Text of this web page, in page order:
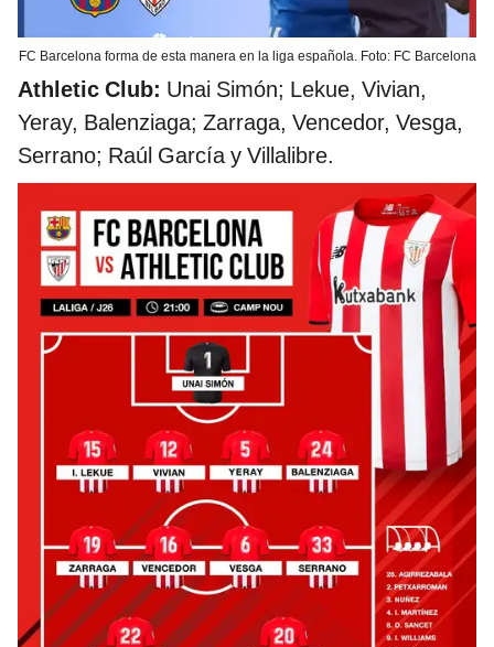
FC Barcelona forma de esta manera en la liga española. Foto: FC Barcelona
Athletic Club: Unai Simón; Lekue, Vivian,
Yeray, Balenziaga; Zarraga, Vencedor, Vesga,
Serrano; Raúl García y Villalibre.